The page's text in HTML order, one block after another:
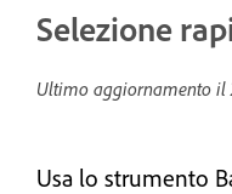
Selezione
Ultimo aggiornamento il
Usa lo strumento